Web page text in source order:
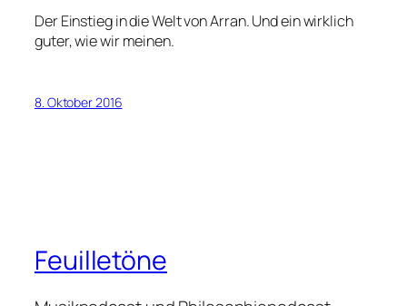
Der Einstieg in die Welt von Arran. Und ein wirklich
guter, wie wir meinen.
8. Oktober 2016
Feuilletöne